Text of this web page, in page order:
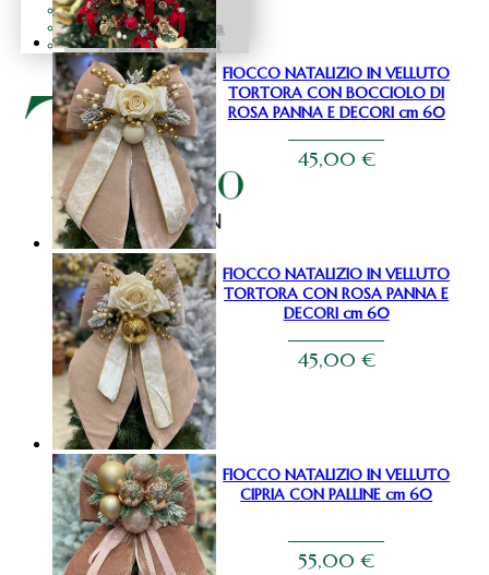
Natale fiocchi
Natale centrotavola
Natale decorazioni
FIOCCO NATALIZIO IN VELLUTO
TORTORA CON BOCCIOLO DI
ROSA PANNA E DECORI cm 60
45,00 €
FIOCCO NATALIZIO IN VELLUTO
TORTORA CON ROSA PANNA E
DECORI cm 60
45,00 €
FIOCCO NATALIZIO IN VELLUTO
CIPRIA CON PALLINE cm 60
55,00 €